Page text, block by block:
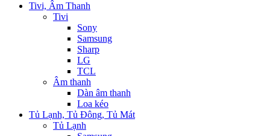
Tivi, Âm Thanh
Tivi
Sony
Samsung
Sharp
LG
TCL
Âm thanh
Dàn âm thanh
Loa kéo
Tủ Lạnh, Tủ Đông, Tủ Mát
Tủ Lạnh